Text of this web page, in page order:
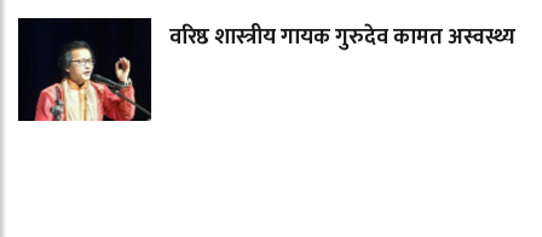
वरिष्ठ शास्त्रीय गायक गुरुदेव कामत अस्वस्थ्य